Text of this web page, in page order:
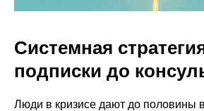
Системная
подписки до
Люди в кризисе дают до половины